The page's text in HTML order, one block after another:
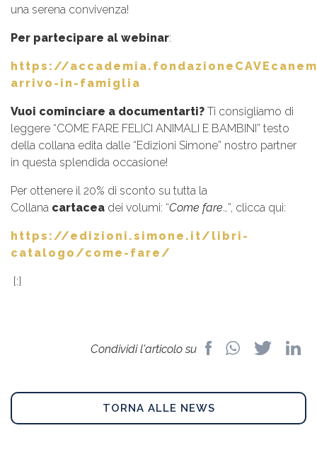
una serena convivenza!
Per partecipare al webinar:
https://
arrivo-in-famiglia
Vuoi cominciare a documentarti? Ti consigliamo di
leggere “COME FARE FELICI ANIMALI E BAMBINI” testo
della collana edita dalle “Edizioni Simone” nostro partner
in questa splendida occasione!
Per ottenere il 20% di sconto su tutta la
Collana cartacea dei volumi: “Come fare…”, clicca qui:
https://edizioni.simone.it/libri-
catalogo/come-fare/
[:]
Condividi l'articolo su
TORNA ALLE NEWS